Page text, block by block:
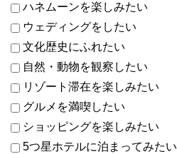
ハネムーンを楽しみたい
ウェディングをしたい
文化歴史にふれたい
自然・動物を観察したい
リゾート滞在を楽しみたい
グルメを満喫したい
ショッピングを楽しみたい
5つ星ホテルに泊まってみたい